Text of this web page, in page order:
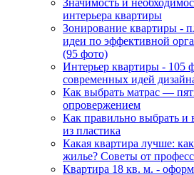
Значимость и
интерьера квартиры
Зонирование квартиры -
идеи по эффективной
(95 фото)
Интерьер квартиры - 105
современных идей
Как выбрать матрас —
опровержением
Как правильно выбрать
из пластика
Какая квартира лучше:
жилье? Советы от
Квартира 18 кв. м. -